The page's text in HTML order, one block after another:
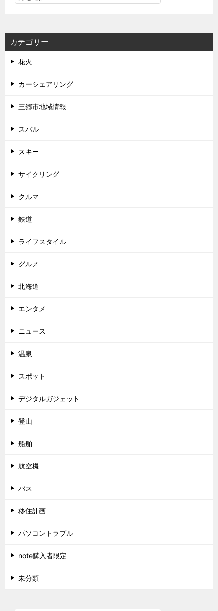
カテゴリー
花火
カーシェアリング
三郷市地域情報
スバル
スキー
サイクリング
クルマ
鉄道
ライフスタイル
グルメ
北海道
エンタメ
ニュース
温泉
スポット
デジタルガジェット
登山
船舶
航空機
バス
移住計画
パソコントラブル
note購入者限定
未分類